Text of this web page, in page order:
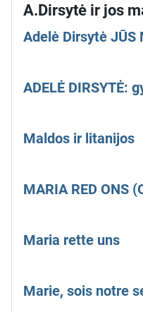
A.Dirsytė ir jos
Adelė Dirsytė JŪS
ADELĖ DIRSYTĖ:
Maldos ir litanijos
MARIA RED ONS
Maria rette uns
Marie, sois notre